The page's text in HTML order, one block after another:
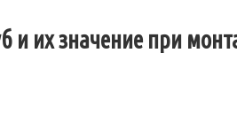
и их значение при